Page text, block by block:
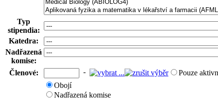
Typ
stipendia:
Katedra:
Nadřazená
komise:
Členové:
-
Pouze
Obojí
Nadřazená komise